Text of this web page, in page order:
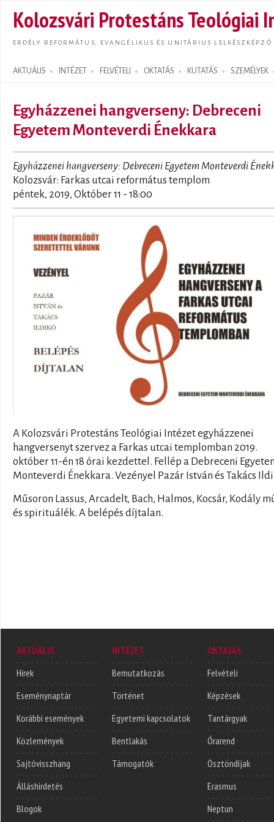
Kolozsvári Protestáns Teológiai
ERDÉLY REFORMÁTUS, EVANGÉLIKUS ÉS UNITÁRIUS LELKÉSZKÉPZŐ
AKTUÁLIS INTÉZET FELVÉTELI OKTATÁS KUTATÁS SZEMÉLYEK
Search form
Egyházzenei hangverseny: Debreceni
Egyetem Monteverdi Énekkara
Egyházzenei hangverseny: Debreceni Egyetem Monteverdi
Kolozsvár: Farkas utcai református templom
péntek, 2019, Október 11 - 18:00
A Kolozsvári Protestáns Teológiai Intézet egyházzenei
hangversenyt szervez a Farkas utcai templomban 2019.
október 11-én 18 órai kezdettel. Fellép a Debreceni
Monteverdi Énekkara. Vezényel Pazár István és Takács
Műsoron Lassus, Arcadelt, Bach, Halmos, Kocsár, Kodály
és spirituálék. A belépés díjtalan.
AKTUÁLIS
Hírek
Eseménynaptár
Korábbi események
Közlemények
Sajtóvisszhang
Álláshirdetés
Blogok
INTÉZET
Bemutatkozás
Történet
Egyetemi kapcsolatok
Bentlakás
Támogatók
OKTATÁS
Felvételi
Képzések
Tantárgyak
Órarend
Ösztöndíjak
Erasmus
Neptun